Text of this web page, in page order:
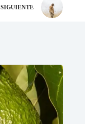
SIGUIENTE